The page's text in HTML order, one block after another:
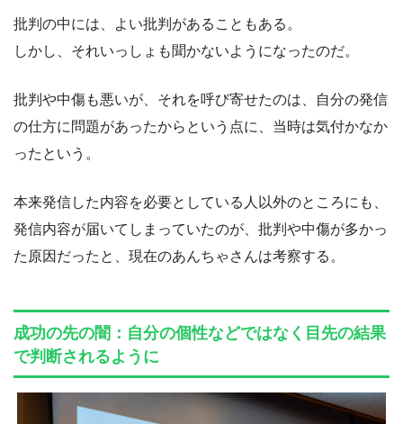
批判の中には、よい批判があることもある。
しかし、それいっしょも聞かないようになったのだ。
批判や中傷も悪いが、それを呼び寄せたのは、自分の発信
の仕方に問題があったからという点に、当時は気付かなか
ったという。
本来発信した内容を必要としている人以外のところにも、
発信内容が届いてしまっていたのが、批判や中傷が多かっ
た原因だったと、現在のあんちゃさんは考察する。
成功の先の闇：自分の個性などではなく目先の結果
で判断されるように